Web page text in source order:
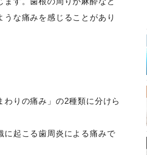
な痛みを感じることがあり
りの痛み」の2種類に分けら
に起こる歯周炎による痛みで